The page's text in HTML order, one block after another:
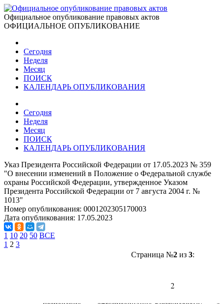
Официальное опубликование правовых актов
ОФИЦИАЛЬНОЕ ОПУБЛИКОВАНИЕ
Сегодня
Неделя
Месяц
ПОИСК
КАЛЕНДАРЬ ОПУБЛИКОВАНИЯ
Сегодня
Неделя
Месяц
ПОИСК
КАЛЕНДАРЬ ОПУБЛИКОВАНИЯ
Указ Президента Российской Федерации от 17.05.2023 № 359
"О внесении изменений в Положение о Федеральной службе
охраны Российской Федерации, утвержденное Указом
Президента Российской Федерации от 7 августа 2004 г. №
1013"
Номер опубликования: 0001202305170003
Дата опубликования: 17.05.2023
1 10 20 50 ВСЕ
1 2 3
Страница №2из 3: